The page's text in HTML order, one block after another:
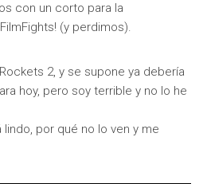
con un corto para la
(y perdimos).
2, y se supone ya debería
hoy, pero soy terrible y no lo he
por qué no lo ven y me